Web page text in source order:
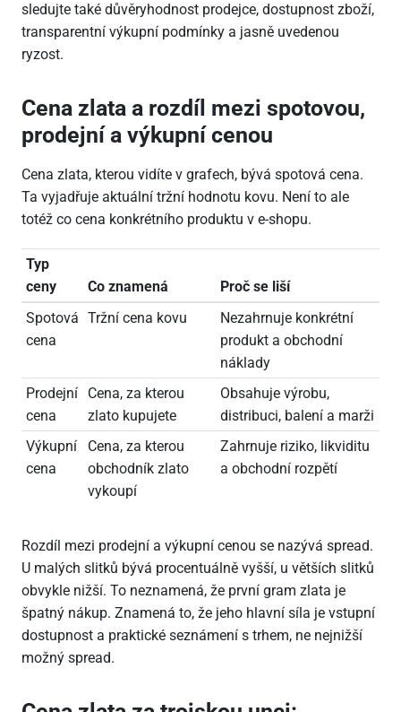
sledujte také důvěryhodnost prodejce, dostupnost zboží,
transparentní výkupní podmínky a jasně uvedenou
ryzost.
Cena zlata a rozdíl mezi spotovou,
prodejní a výkupní cenou
Cena zlata, kterou vidíte v grafech, bývá spotová cena.
Ta vyjadřuje aktuální tržní hodnotu kovu. Není to ale
totéž co cena konkrétního produktu v e-shopu.
Typ
ceny
Co znamená
Proč se liší
Spotová
cena
Tržní cena kovu
Nezahrnuje konkrétní
produkt a obchodní
náklady
Prodejní
cena
Cena, za kterou
zlato kupujete
Obsahuje výrobu,
distribuci, balení a marži
Výkupní
cena
Cena, za kterou
obchodník zlato
vykoupí
Zahrnuje riziko, likviditu
a obchodní rozpětí
Rozdíl mezi prodejní a výkupní cenou se nazývá spread.
U malých slitků bývá procentuálně vyšší, u větších slitků
obvykle nižší. To neznamená, že první gram zlata je
špatný nákup. Znamená to, že jeho hlavní síla je vstupní
dostupnost a praktické seznámení s trhem, ne nejnižší
možný spread.